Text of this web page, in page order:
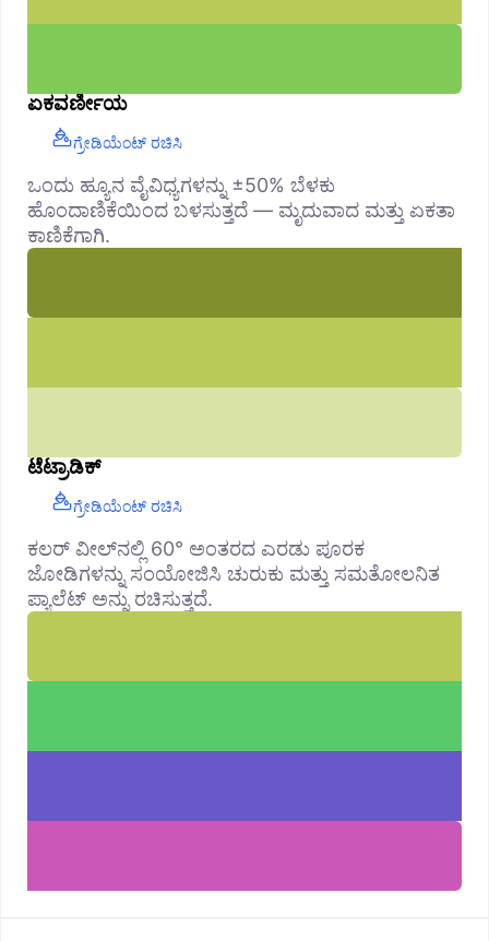
ಏಕವರ್ಣೀಯ
ಗ್ರೇಡಿಯೆಂಟ್ ರಚಿಸಿ
ಒಂದು ಹ್ಯೂನ ವೈವಿಧ್ಯಗಳನ್ನು ±50% ಬೆಳಕು
ಹೊಂದಾಣಿಕೆಯಿಂದ ಬಳಸುತ್ತದೆ — ಮೃದುವಾದ ಮತ್ತು ಏಕತಾ
ಕಾಣಿಕೆಗಾಗಿ.
ಟೆಟ್ರಾಡಿಕ್
ಗ್ರೇಡಿಯೆಂಟ್ ರಚಿಸಿ
ಕಲರ್ ವೀಲ್‌ನಲ್ಲಿ 60° ಅಂತರದ ಎರಡು ಪೂರಕ
ಜೋಡಿಗಳನ್ನು ಸಂಯೋಜಿಸಿ ಚುರುಕು ಮತ್ತು ಸಮತೋಲನಿತ
ಪ್ಯಾಲೆಟ್ ಅನ್ನು ರಚಿಸುತ್ತದೆ.